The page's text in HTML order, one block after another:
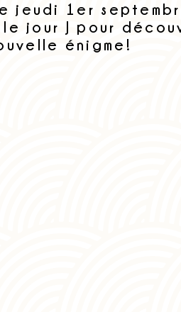
jeudi 1er
le jour J pour
énigme!